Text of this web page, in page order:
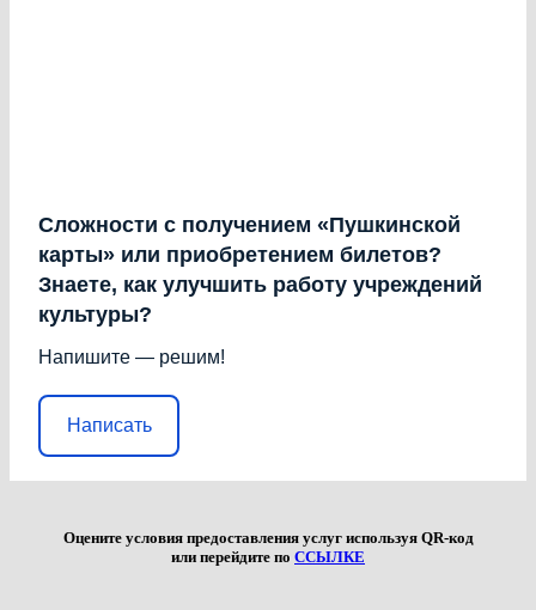
Сложности с получением «Пушкинской
карты» или приобретением билетов?
Знаете, как улучшить работу учреждений
культуры?
Напишите — решим!
Написать
Оцените условия предоставления услуг используя QR-код
или перейдите по ССЫЛКЕ